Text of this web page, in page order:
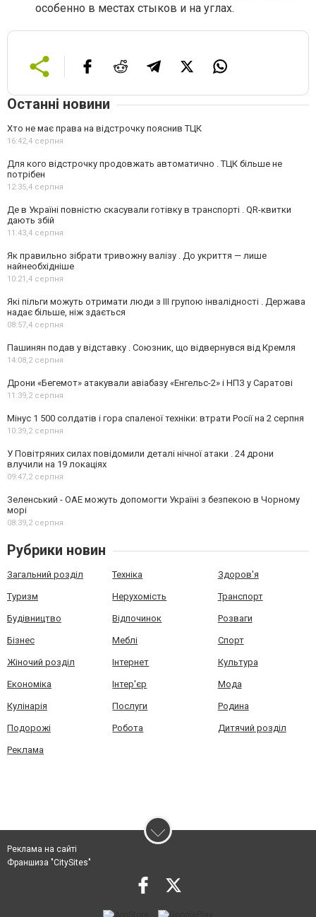
особенно в местах стыков и на углах.
Останні новини
Хто не має права на відстрочку пояснив ТЦК
16:42,4 серпня
Для кого відстрочку продовжать автоматично . ТЦК більше не
потрібен
12:35,4 серпня
Де в Україні повністю скасували готівку в транспорті . QR-квитки
дають збій
11:43,4 серпня
Як правильно зібрати тривожну валізу . До укриття — лише
найнеобхідніше
10:21,4 серпня
Які пільги можуть отримати люди з III групою інвалідності . Держава
надає більше, ніж здається
08:57,4 серпня
Пашинян подав у відставку . Союзник, що відвернувся від Кремля
14:08,2 серпня
Дрони «Бегемот» атакували авіабазу «Енгельс-2» і НПЗ у Саратові
11:39,2 серпня
Мінус 1 500 солдатів і гора спаленої техніки: втрати Росії на 2 серпня
10:39,2 серпня
У Повітряних силах повідомили деталі нічної атаки . 24 дрони
влучили на 19 локаціях
09:47,2 серпня
Зеленський - ОАЕ можуть допомогти Україні з безпекою в Чорному
морі
08:39,2 серпня
Рубрики новин
Загальний розділ Техніка Здоров'я
Туризм Нерухомість Транспорт
Будівництво Відпочинок Розваги
Бізнес Меблі Спорт
Жіночий розділ Інтернет Культура
Економіка Інтер'єр Мода
Кулінарія Послуги Родина
Подорожі Робота Дитячий розділ
Реклама
Реклама на сайті
Франшиза "CitySites"